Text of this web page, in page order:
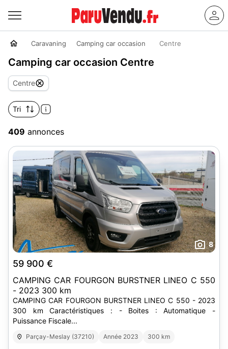
Caravaning Camping car occasion Centre
Camping car occasion Centre
Centre
Tri
409 annonces
8
59 900 €
CAMPING CAR FOURGON BURSTNER LINEO C 550
- 2023 300 km
CAMPING CAR FOURGON BURSTNER LINEO C 550 - 2023
300 km Caractéristiques : - Boites : Automatique -
Puissance Fiscale...
Parçay-Meslay (37210) Année 2023 300 km